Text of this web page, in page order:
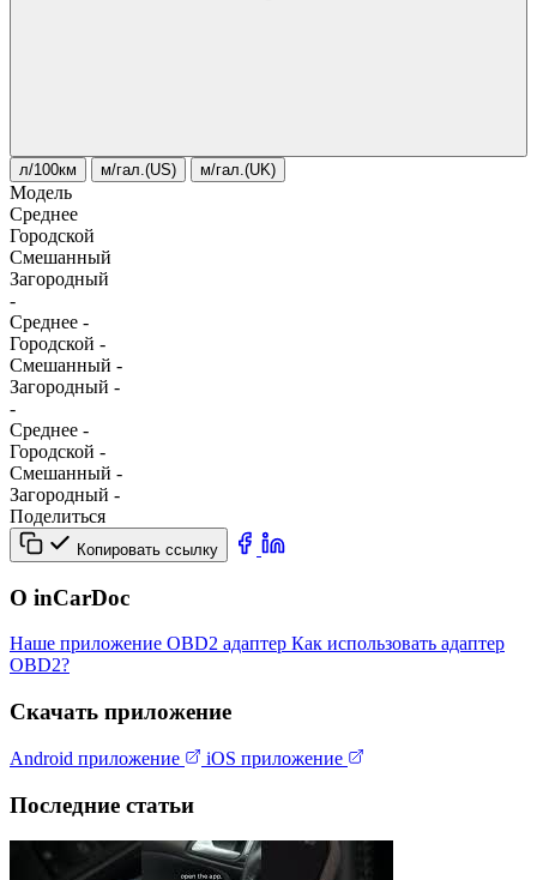
л/100км м/гал.(US) м/гал.(UK)
Модель
Среднее
Городской
Смешанный
Загородный
-
Среднее -
Городской -
Смешанный -
Загородный -
-
Среднее -
Городской -
Смешанный -
Загородный -
Поделиться
Копировать ссылку
О inCarDoc
Наше приложение OBD2 адаптер Как использовать адаптер
OBD2?
Скачать приложение
Android приложение iOS приложение
Последние статьи